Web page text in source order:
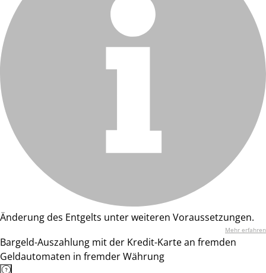
Änderung des Entgelts unter weiteren Voraussetzungen.
Mehr erfahren
Bargeld-Auszahlung mit der Kredit-Karte an fremden
Geldautomaten in fremder Währung